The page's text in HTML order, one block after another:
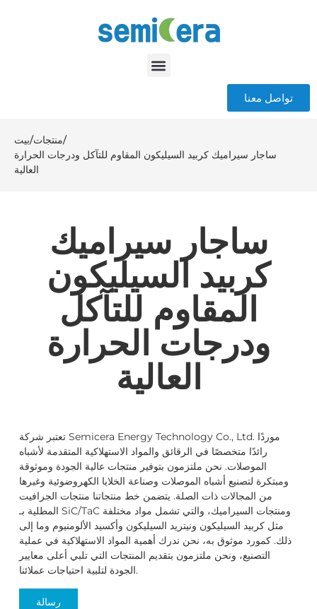
تواصل معنا
بيت/منتجات/
ساجار سيراميك كربيد السيليكون المقاوم للتآكل ودرجات الحرارة
العالية
ساجار سيراميك
كربيد السيليكون
المقاوم للتآكل
ودرجات الحرارة
العالية
تعتبر شركة Semicera Energy Technology Co., Ltd. موردًا
رائدًا متخصصًا في الرقائق والمواد الاستهلاكية المتقدمة لأشباه
الموصلات. نحن ملتزمون بتوفير منتجات عالية الجودة وموثوقة
ومبتكرة لتصنيع أشباه الموصلات وصناعة الخلايا الكهروضوئية وغيرها
من المجالات ذات الصلة. يتضمن خط منتجاتنا منتجات الجرافيت
المطلية بـ SiC/TaC ومنتجات السيراميك، والتي تشمل مواد مختلفة
مثل كربيد السيليكون ونيتريد السيليكون وأكسيد الألومنيوم وما إلى
ذلك. كمورد موثوق به، نحن ندرك أهمية المواد الاستهلاكية في عملية
التصنيع، ونحن ملتزمون بتقديم المنتجات التي تلبي أعلى معايير
الجودة لتلبية احتياجات عملائنا.
رسالة